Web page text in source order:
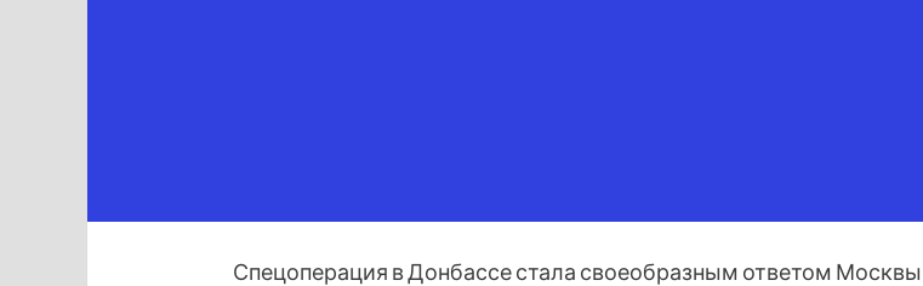
Спецоперация в Донбассе стала своеобразным ответом